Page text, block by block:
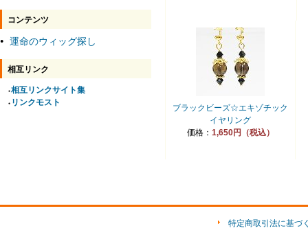
ブラックビーズ☆エキゾチック
イヤリング
価格： 1,650円（税込）
コンテンツ
● 運命のウィッグ探し
相互リンク
●相互リンクサイト集
● リンクモスト
特定商取引法に基づ